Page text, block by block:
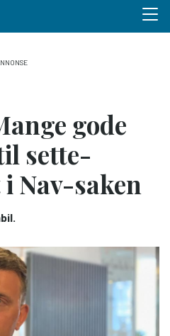
Menu
gode
sette­
Nav-saken